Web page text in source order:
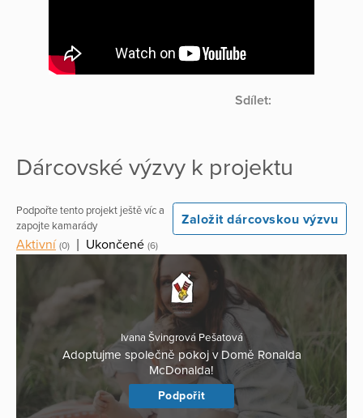
Sdílet:
Dárcovské výzvy k projektu
Podpořte tento projekt ještě víc a
zapojte kamarády
Založit dárcovskou výzvu
Aktivní (0) Ukončené (6)
Ivana Švingrová Pešatová
Adoptujme společně pokoj v Domě Ronalda
McDonalda!
Podpořit